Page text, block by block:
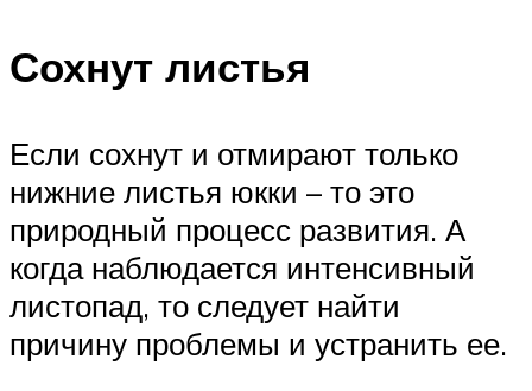
Сохнут листья
Если сохнут и отмирают только
нижние листья юкки – то это
природный процесс развития. А
когда наблюдается интенсивный
листопад, то следует найти
причину проблемы и устранить ее.